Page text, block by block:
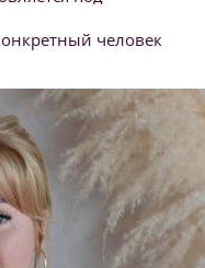
человек